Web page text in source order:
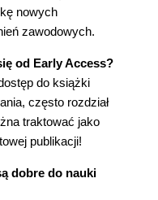
nowych
zawodowych.
od Early Access?
do książki
często rozdział
traktować jako
publikacji!
dobre do nauki